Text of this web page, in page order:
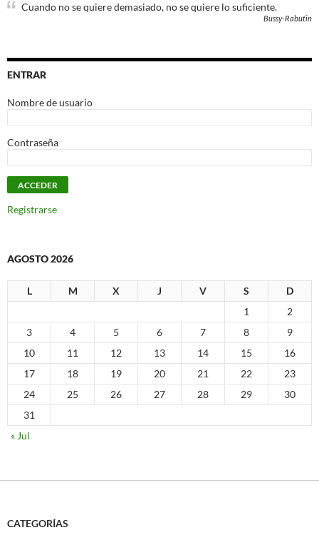
Cuando no se quiere demasiado, no se quiere lo suficiente.
Bussy-Rabutin
ENTRAR
Nombre de usuario
Contraseña
Registrarse
AGOSTO 2026
L M X J V S
D
1
2
3
4 5 6 7 8
9
10
11 12 13 14 15
16
17
18 19 20 21 22
23
24
25 26 27 28 29
30
31
« Jul
CATEGORÍAS